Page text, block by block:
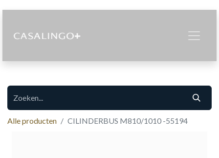
Alle producten CILINDERBUS M810/1010 -55194